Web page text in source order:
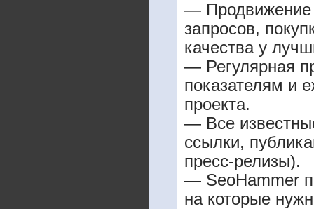
— Продвижение
запросов,
качества у
— Регулярная
показателям и
проекта.
— Все
ссылки,
пресс-релизы).
— SeoHammer
на которые